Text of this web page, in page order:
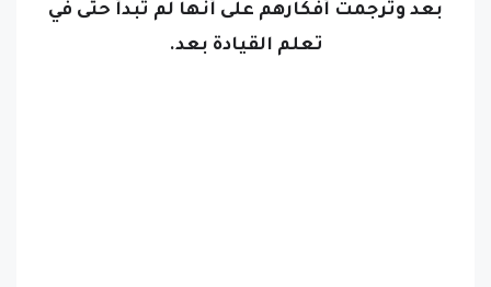
بعد وترجمت أفكارهم على أنها لم تبدأ حتى في
تعلم القيادة بعد.